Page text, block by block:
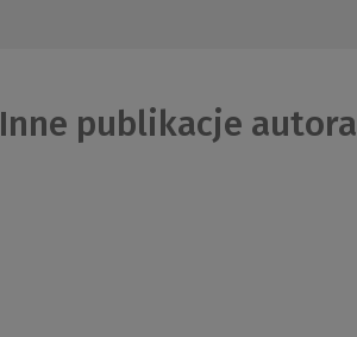
Inne publikacje autora